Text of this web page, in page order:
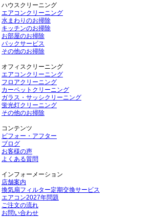
ハウスクリーニング
エアコンクリーニング
水まわりのお掃除
キッチンのお掃除
お部屋のお掃除
パックサービス
その他のお掃除
オフィスクリーニング
エアコンクリーニング
フロアクリーニング
カーペットクリーニング
ガラス・サッシクリーニング
蛍光灯クリーニング
その他のお掃除
コンテンツ
ビフォー・アフター
ブログ
お客様の声
よくある質問
インフォーメーション
店舗案内
換気扇フィルター定期交換サービス
エアコン2027年問題
ご注文の流れ
お問い合わせ